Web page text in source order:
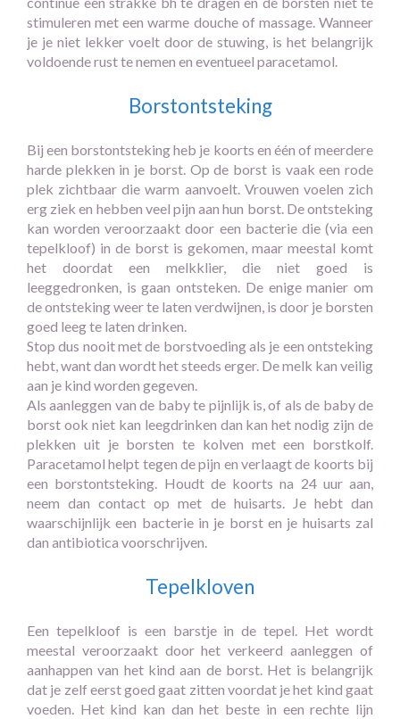
stimuleren met een warme douche of massage. Wanneer
je je niet lekker voelt door de stuwing, is het belangrijk
voldoende rust te nemen en eventueel paracetamol.
Borstontsteking
Bij een borstontsteking heb je koorts en één of meerdere
harde plekken in je borst. Op de borst is vaak een rode
plek zichtbaar die warm aanvoelt. Vrouwen voelen zich
erg ziek en hebben veel pijn aan hun borst. De ontsteking
kan worden veroorzaakt door een bacterie die (via een
tepelkloof) in de borst is gekomen, maar meestal komt
het doordat een melkklier, die niet goed is
leeggedronken, is gaan ontsteken. De enige manier om
de ontsteking weer te laten verdwijnen, is door je borsten
goed leeg te laten drinken.
Stop dus nooit met de borstvoeding als je een ontsteking
hebt, want dan wordt het steeds erger. De melk kan veilig
aan je kind worden gegeven.
Als aanleggen van de baby te pijnlijk is, of als de baby de
borst ook niet kan leegdrinken dan kan het nodig zijn de
plekken uit je borsten te kolven met een borstkolf.
Paracetamol helpt tegen de pijn en verlaagt de koorts bij
een borstontsteking. Houdt de koorts na 24 uur aan,
neem dan contact op met de huisarts. Je hebt dan
waarschijnlijk een bacterie in je borst en je huisarts zal
dan antibiotica voorschrijven.
Tepelkloven
Een tepelkloof is een barstje in de tepel. Het wordt
meestal veroorzaakt door het verkeerd aanleggen of
aanhappen van het kind aan de borst. Het is belangrijk
dat je zelf eerst goed gaat zitten voordat je het kind gaat
voeden. Het kind kan dan het beste in een rechte lijn